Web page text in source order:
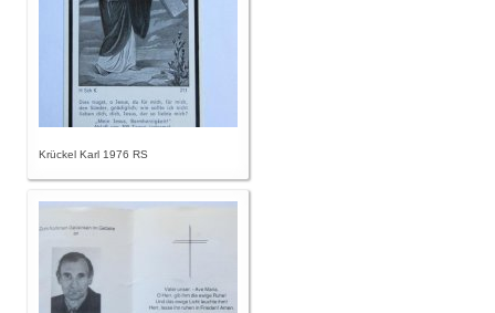
Krückel Karl 1976 RS